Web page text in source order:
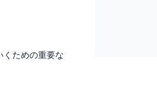
くための重要な